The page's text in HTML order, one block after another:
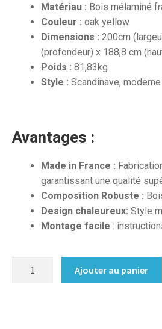
Matériau : Bois mélaminé
Couleur : oak yellow
Dimensions : 200cm
(profondeur) x 188,8 cm
Poids : 81,83kg
Style : Scandinave, moderne
Avantages :
Made in France :
garantissant une qualité
Composition Robuste :
Design chaleureux: Style
Montage facile :
Ajouter au panier